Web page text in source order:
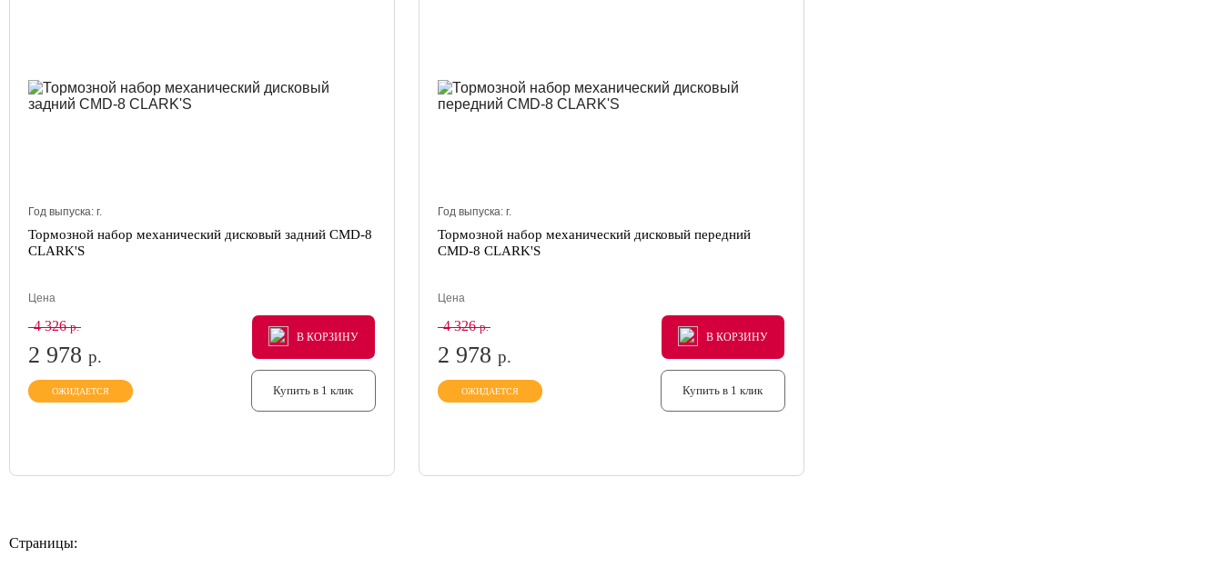
Год выпуска: г.
Тормозной набор механический дисковый задний CMD-8
CLARK'S
Цена
4 326р.
2 978 р.
ОЖИДАЕТСЯ
В КОРЗИНУ
В КОРЗИНУ
В КОРЗИНУ
Купить в 1 клик
Год выпуска:г.
Тормозной набор механический дисковый передний
CMD-8 CLARK'S
Цена
4 326р.
2 978р.
ОЖИДАЕТСЯ
В КОРЗИНУ
В КОРЗИНУ
В КОРЗИНУ
Купить в 1 клик
Страницы: